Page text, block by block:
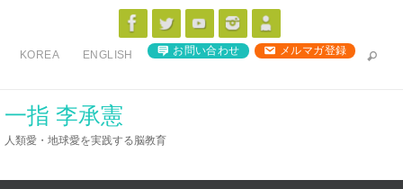
ス
KOREA ENGLISH お問い合わせ メルマガ登録
一指 李承憲
人類愛・地球愛を実践する脳教育